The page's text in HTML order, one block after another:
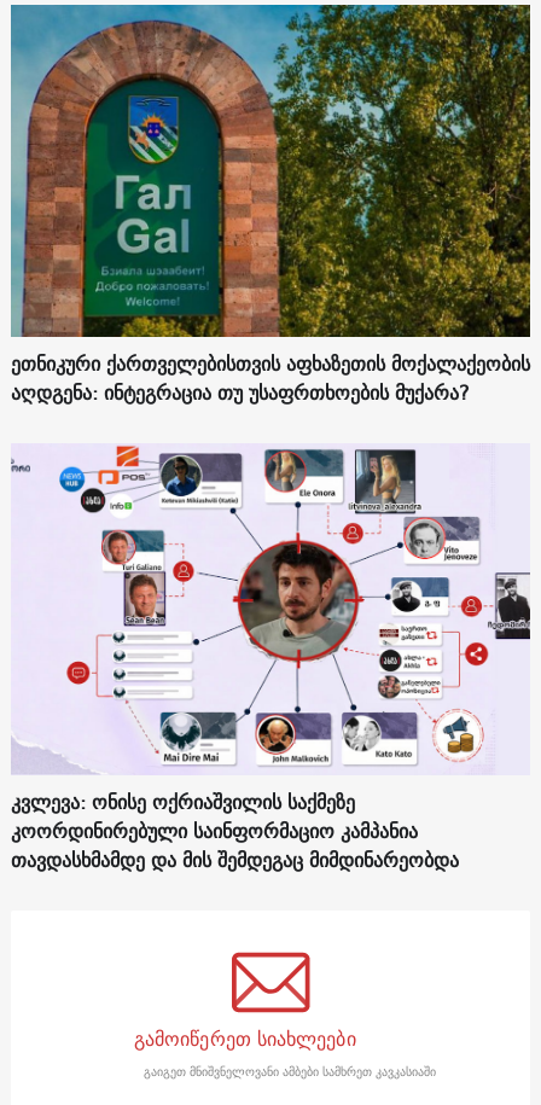
ეთნიკური ქართველებისთვის აფხაზეთის მოქალაქეობის
აღდგენა: ინტეგრაცია თუ უსაფრთხოების მუქარა?
კვლევა: ონისე ოქრიაშვილის საქმეზე
კოორდინირებული საინფორმაციო კამპანია
თავდასხმამდე და მის შემდეგაც მიმდინარეობდა
გამოიწერეთ სიახლეები
გაიგეთ მნიშვნელოვანი ამბები სამხრეთ კავკასიაში